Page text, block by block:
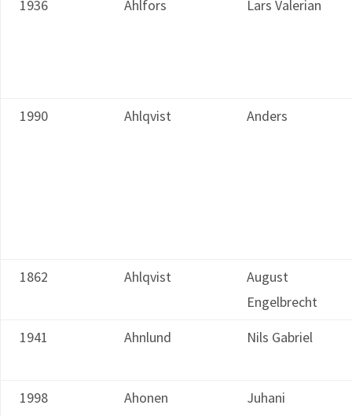
1936 Ahlfors Lars Valerian
1990 Ahlqvist Anders
1862 Ahlqvist
August
Engelbrecht
1941
Ahnlund Nils Gabriel
1998 Ahonen Juhani